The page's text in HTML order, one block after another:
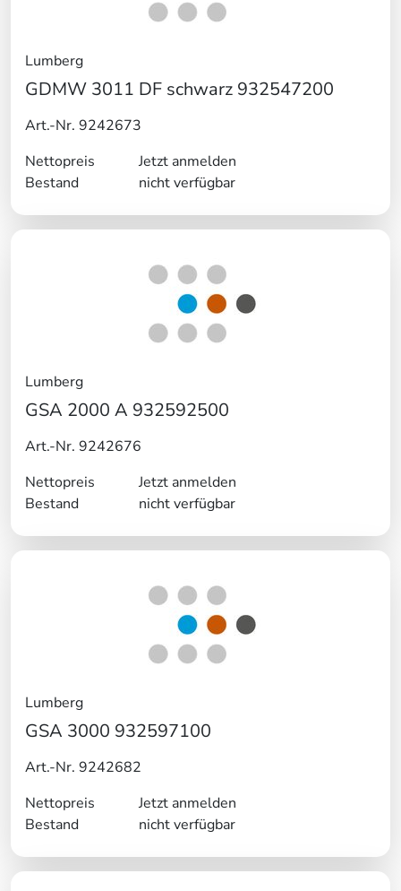
Lumberg
GDMW 3011 DF schwarz 932547200
Art.-Nr. 9242673
Nettopreis
Jetzt anmelden
Bestand
nicht verfügbar
Lumberg
GSA 2000 A 932592500
Art.-Nr. 9242676
Nettopreis
Jetzt anmelden
Bestand
nicht verfügbar
Lumberg
GSA 3000 932597100
Art.-Nr. 9242682
Nettopreis
Jetzt anmelden
Bestand
nicht verfügbar